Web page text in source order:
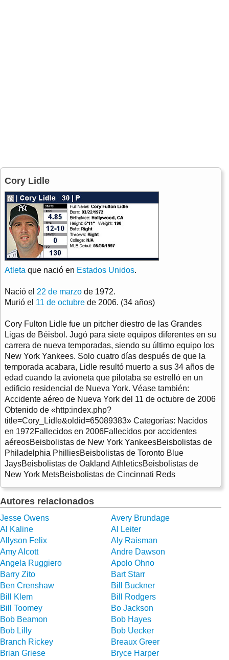
Cory Lidle
Atleta que nació en Estados Unidos.
Nació el 22 de marzo de 1972.
Murió el 11 de octubre de 2006. (34 años)
Cory Fulton Lidle fue un pitcher diestro de las Grandes
Ligas de Béisbol. Jugó para siete equipos diferentes en su
carrera de nueva temporadas, siendo su último equipo los
New York Yankees. Solo cuatro días después de que la
temporada acabara, Lidle resultó muerto a sus 34 años de
edad cuando la avioneta que pilotaba se estrelló en un
edificio residencial de Nueva York. Véase también:
Accidente aéreo de Nueva York del 11 de octubre de 2006
Obtenido de «http:index.php?
title=Cory_Lidle&oldid=65089383» Categorías: Nacidos
en 1972Fallecidos en 2006Fallecidos por accidentes
aéreosBeisbolistas de New York YankeesBeisbolistas de
Philadelphia PhilliesBeisbolistas de Toronto Blue
JaysBeisbolistas de Oakland AthleticsBeisbolistas de
New York MetsBeisbolistas de Cincinnati Reds
Autores relacionados
Jesse Owens
Avery Brundage
Al Kaline
Al Leiter
Allyson Felix
Aly Raisman
Amy Alcott
Andre Dawson
Angela Ruggiero
Apolo Ohno
Barry Zito
Bart Starr
Ben Crenshaw
Bill Buckner
Bill Klem
Bill Rodgers
Bill Toomey
Bo Jackson
Bob Beamon
Bob Hayes
Bob Lilly
Bob Uecker
Branch Rickey
Breaux Greer
Brian Griese
Bryce Harper